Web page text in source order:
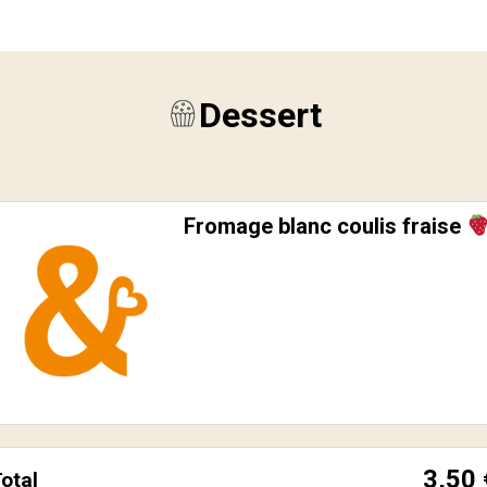
Dessert
Fromage blanc coulis fraise
3,50